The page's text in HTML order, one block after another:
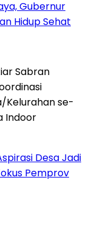
Gubernur
Hidup Sehat
Desa Jadi
Pemprov